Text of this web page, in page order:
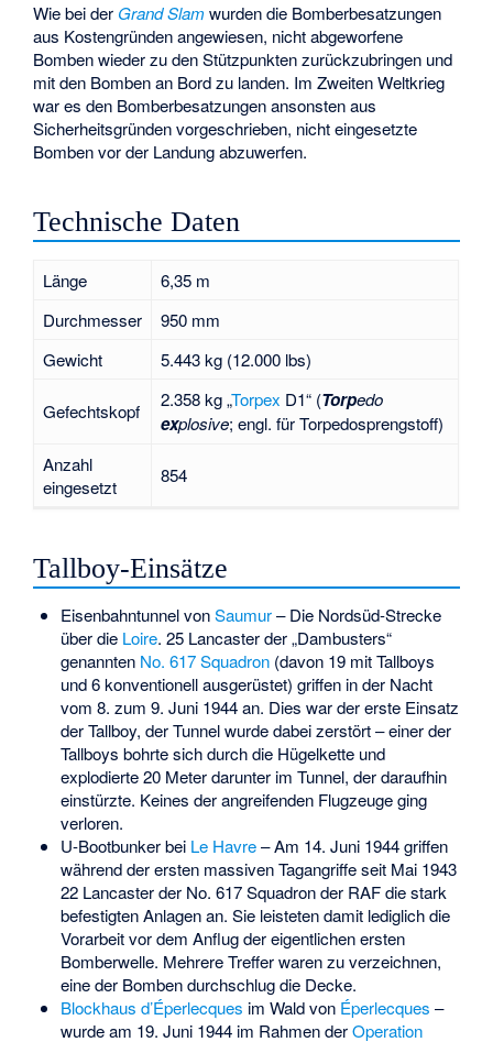
Wie bei der Grand Slam wurden die Bomberbesatzungen
aus Kostengründen angewiesen, nicht abgeworfene
Bomben wieder zu den Stützpunkten zurückzubringen und
mit den Bomben an Bord zu landen. Im Zweiten Weltkrieg
war es den Bomberbesatzungen ansonsten aus
Sicherheitsgründen vorgeschrieben, nicht eingesetzte
Bomben vor der Landung abzuwerfen.
Technische Daten
Länge
6,35 m
Durchmesser
950 mm
Gewicht
5.443 kg (12.000 lbs)
Gefechtskopf
2.358 kg „Torpex D1“ (Torpedo
explosive; engl. für Torpedosprengstoff)
Anzahl
eingesetzt
854
Tallboy-Einsätze
Eisenbahntunnel vonSaumur– Die Nordsüd-Strecke
über die Loire. 25 Lancaster der „Dambusters“
genannten No. 617 Squadron(davon 19 mit Tallboys
und 6 konventionell ausgerüstet) griffen in der Nacht
vom 8. zum 9. Juni 1944 an. Dies war der erste Einsatz
der Tallboy, der Tunnel wurde dabei zerstört – einer der
Tallboys bohrte sich durch die Hügelkette und
explodierte 20 Meter darunter im Tunnel, der daraufhin
einstürzte. Keines der angreifenden Flugzeuge ging
verloren.
U-Bootbunkerbei Le Havre– Am 14. Juni 1944 griffen
während der ersten massiven Tagangriffe seit Mai 1943
22 Lancaster der No. 617 Squadron der RAF die stark
befestigten Anlagen an. Sie leisteten damit lediglich die
Vorarbeit vor dem Anflug der eigentlichen ersten
Bomberwelle. Mehrere Treffer waren zu verzeichnen,
eine der Bomben durchschlug die Decke.
Blockhaus d’Éperlecques im Wald von Éperlecques –
wurde am 19. Juni 1944 im Rahmen derOperation